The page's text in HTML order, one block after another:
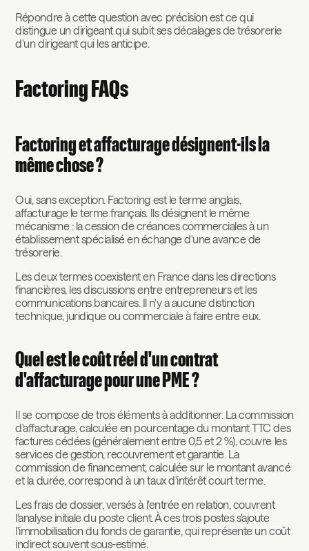
Répondre à cette question avec précision est ce qui
distingue un dirigeant qui subit ses décalages de trésorerie
d'un dirigeant qui les anticipe.
Factoring FAQs
Factoring et affacturage désignent-ils la
même chose ?
Oui, sans exception. Factoring est le terme anglais,
affacturage le terme français. Ils désignent le même
mécanisme : la cession de créances commerciales à un
établissement spécialisé en échange d'une avance de
trésorerie.
Les deux termes coexistent en France dans les directions
financières, les discussions entre entrepreneurs et les
communications bancaires. Il n'y a aucune distinction
technique, juridique ou commerciale à faire entre eux.
Quel est le coût réel d'un contrat
d'affacturage pour une PME ?
Il se compose de trois éléments à additionner. La commission
d'affacturage, calculée en pourcentage du montant TTC des
factures cédées (généralement entre 0,5 et 2 %), couvre les
services de gestion, recouvrement et garantie. La
commission de financement, calculée sur le montant avancé
et la durée, correspond à un taux d'intérêt court terme.
Les frais de dossier, versés à l'entrée en relation, couvrent
l'analyse initiale du poste client. À ces trois postes s'ajoute
l'immobilisation du fonds de garantie, qui représente un coût
indirect souvent sous-estimé.